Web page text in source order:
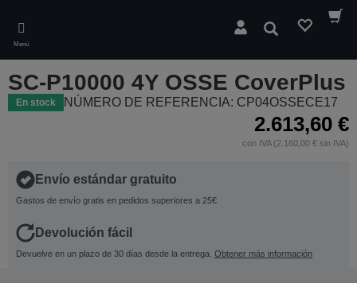
main
content
Menú
Buscar
SC-P10000 4Y OSSE CoverPlus
En stock NÚMERO DE REFERENCIA: CP04OSSECE17
2.613,60 €
con IVA (2.160,00 € sin IVA)
Envío estándar gratuito
Gastos de envío gratis en pedidos superiores a 25€
Devolución fácil
Devuelve en un plazo de 30 días desde la entrega. Obtener más información